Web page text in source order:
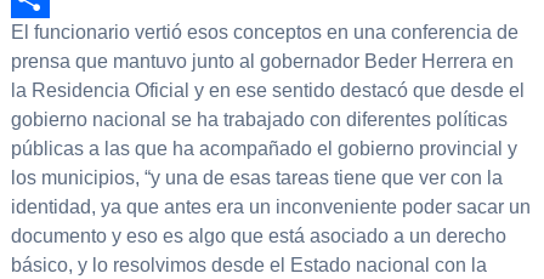
Compartir
El funcionario vertió esos conceptos en una conferencia de
prensa que mantuvo junto al gobernador Beder Herrera en
la Residencia Oficial y en ese sentido destacó que desde el
gobierno nacional se ha trabajado con diferentes políticas
públicas a las que ha acompañado el gobierno provincial y
los municipios, “y una de esas tareas tiene que ver con la
identidad, ya que antes era un inconveniente poder sacar un
documento y eso es algo que está asociado a un derecho
básico, y lo resolvimos desde el Estado nacional con la